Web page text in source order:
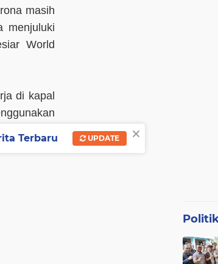
masih
menjuluki
World
di kapal
19.
×
Terbaru UPDATE